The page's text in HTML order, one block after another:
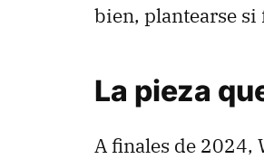
bien, plantearse
La pieza
A finales de 2024,